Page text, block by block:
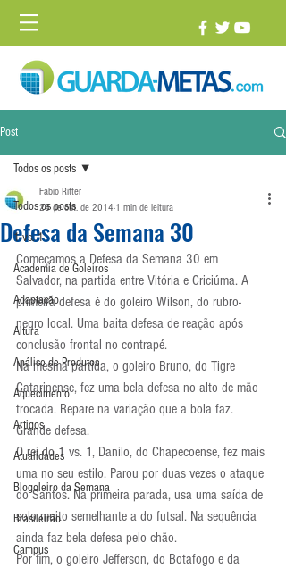
Post
Todos os posts
1 vs. 1
Academia de Goleiros
Adaptação
Altura
Análise de Produtos
Aquecimento
Artigos
Atualidades
Blogoleiro da Semana
Brasileirão
Campus
Todos os posts
Defesa da Semana 30
Fabio Ritter
28 de out. de 2014 1 min de leitura
Começamos a Defesa da Semana 30 em
Salvador, na partida entre Vitória e Criciúma. A
primeira defesa é do goleiro Wilson, do rubro-
negro local. Uma baita defesa de reação após
conclusão frontal no contrapé.
Na mesma partida, o goleiro Bruno, do Tigre
Catarinense, fez uma bela defesa no alto de mão
trocada. Repare na variação que a bola faz.
Grande defesa.
O rei do 1 vs. 1, Danilo, do Chapecoense, fez mais
uma no seu estilo. Parou por duas vezes o ataque
do Santos. Na primeira parada, usa uma saída de
solo muito semelhante a do futsal. Na sequência
ainda faz bela defesa pelo chão.
Por fim, o goleiro Jefferson, do Botafogo e da